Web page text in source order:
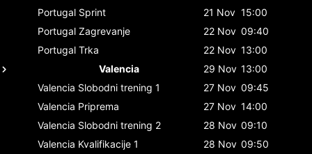
Portugal Sprint 21 Nov 15:00
Portugal Zagrevanje 22 Nov 09:40
Portugal Trka 22 Nov 13:00
Valencia
29 Nov 13:00
Valencia Slobodni trening 1 27 Nov 09:45
Valencia Priprema 27 Nov 14:00
Valencia Slobodni trening 2 28 Nov 09:10
Valencia Kvalifikacije 1 28 Nov 09:50